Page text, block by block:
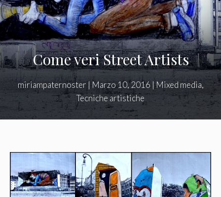
Come veri Street Artists
miriampaternoster|Marzo 10, 2016 |Mixed media,
Tecniche artistiche